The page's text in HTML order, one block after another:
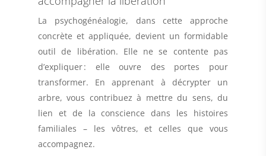
La psychogénéalogie, dans cette approche
concrète et appliquée, devient un formidable
outil de libération. Elle ne se contente pas
d’expliquer : elle ouvre des portes pour
transformer. En apprenant à décrypter un
arbre, vous contribuez à mettre du sens, du
lien et de la conscience dans les histoires
familiales – les vôtres, et celles que vous
accompagnez.